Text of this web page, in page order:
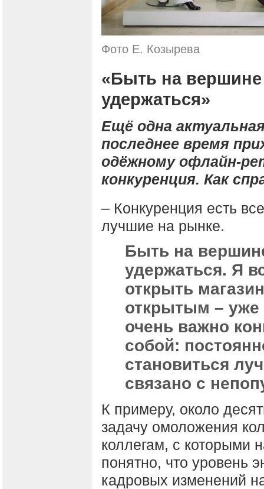
Фото Е. Козырева
«Быть на
удержаться»
Ещё одна
последнее время
одёжному офлайн-
конкуренция. Как
– Конкуренция есть
лучшие на рынке.
Быть на
удержаться. Я
открыть
открытым – уже
очень важно
собой:
становиться
связано с
К примеру, около
задачу омоложения
коллегам, с которыми
понятно, что уровень
кадровых изменений